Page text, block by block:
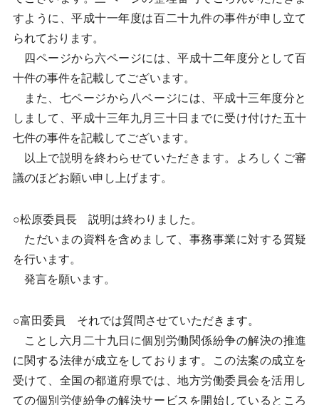
すように、平成十一年度は百二十九件の事件が申し立て
られております。
四ページから六ページには、平成十二年度分として百
十件の事件を記載してございます。
また、七ページから八ページには、平成十三年度分と
しまして、平成十三年九月三十日までに受け付けた五十
七件の事件を記載してございます。
以上で説明を終わらせていただきます。よろしくご審
議のほどお願い申し上げます。
○松原委員長 説明は終わりました。
ただいまの資料を含めまして、事務事業に対する質疑
を行います。
発言を願います。
○富田委員 それでは質問させていただきます。
ことし六月二十九日に個別労働関係紛争の解決の推進
に関する法律が成立をしております。この法案の成立を
受けて、全国の都道府県では、地方労働委員会を活用し
ての個別労使紛争の解決サービスを開始しているところ